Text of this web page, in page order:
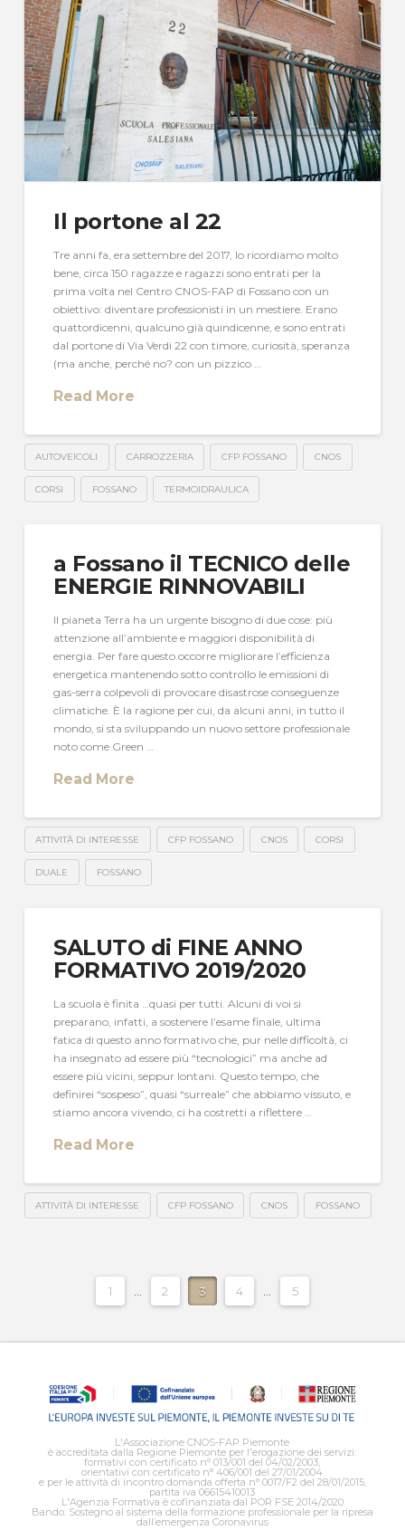
Il portone al 22
Tre anni fa, era settembre del 2017, lo ricordiamo molto
bene, circa 150 ragazze e ragazzi sono entrati per la
prima volta nel Centro CNOS-FAP di Fossano con un
obiettivo: diventare professionisti in un mestiere. Erano
quattordicenni, qualcuno già quindicenne, e sono entrati
dal portone di Via Verdi 22 con timore, curiosità, speranza
(ma anche, perché no? con un pizzico …
Read More
AUTOVEICOLI CARROZZERIA CFP FOSSANO CNOS
CORSI FOSSANO TERMOIDRAULICA
a Fossano il TECNICO delle
ENERGIE RINNOVABILI
Il pianeta Terra ha un urgente bisogno di due cose: più
attenzione all’ambiente e maggiori disponibilità di
energia. Per fare questo occorre migliorare l’efficienza
energetica mantenendo sotto controllo le emissioni di
gas-serra colpevoli di provocare disastrose conseguenze
climatiche. È la ragione per cui, da alcuni anni, in tutto il
mondo, si sta sviluppando un nuovo settore professionale
noto come Green …
Read More
ATTIVITÀ DI INTERESSE CFP FOSSANO CNOS CORSI
DUALE FOSSANO
SALUTO di FINE ANNO
FORMATIVO 2019/2020
La scuola è finita …quasi per tutti. Alcuni di voi si
preparano, infatti, a sostenere l’esame finale, ultima
fatica di questo anno formativo che, pur nelle difficoltà, ci
ha insegnato ad essere più “tecnologici” ma anche ad
essere più vicini, seppur lontani. Questo tempo, che
definirei “sospeso”, quasi “surreale” che abbiamo vissuto, e
stiamo ancora vivendo, ci ha costretti a riflettere …
Read More
ATTIVITÀ DI INTERESSE CFP FOSSANO CNOS FOSSANO
1 2 3 4 5
L'Associazione CNOS-FAP Piemonte
è accreditata dalla Regione Piemonte per l'erogazione dei servizi:
formativi con certificato n° 013/001 del 04/02/2003,
orientativi con certificato n° 406/001 del 27/01/2004
e per le attività di incontro domanda offerta n° 0017/F2 del 28/01/2015,
partita iva 06615410013
L'Agenzia Formativa è cofinanziata dal POR FSE 2014/2020
Bando: Sostegno al sistema della formazione professionale per la ripresa
dall’emergenza Coronavirus